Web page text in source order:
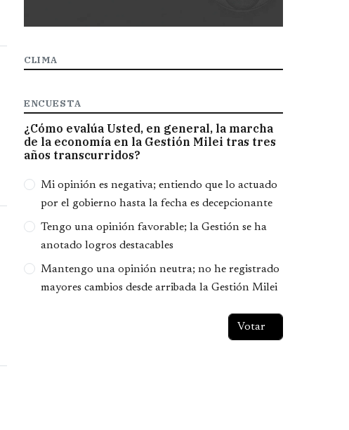
CLIMA
ENCUESTA
¿Cómo evalúa Usted, en general, la marcha
de la economía en la Gestión Milei tras tres
años transcurridos?
Opciones
Mi opinión es negativa; entiendo que lo actuado
por el gobierno hasta la fecha es decepcionante
Tengo una opinión favorable; la Gestión se ha
anotado logros destacables
Mantengo una opinión neutra; no he registrado
mayores cambios desde arribada la Gestión Milei